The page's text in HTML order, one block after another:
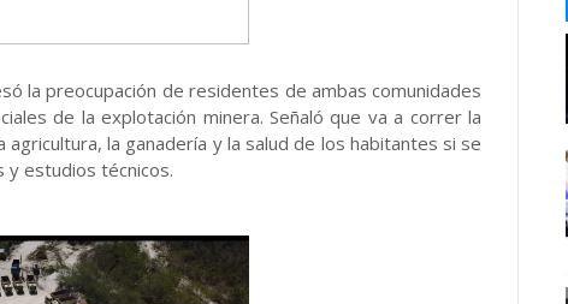
la preocupación de residentes de ambas comunidades
de la explotación minera. Señaló que va a correr la
la ganadería y la salud de los habitantes si se
estudios técnicos.